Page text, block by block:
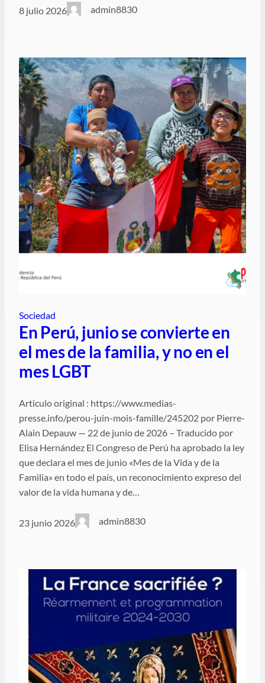
8 julio 2026 admin8830
Sociedad
En Perú, junio se convierte en
el mes de la familia, y no en el
mes LGBT
Articulo original : https://www.medias-
presse.info/perou-juin-mois-famille/245202 por Pierre-
Alain Depauw — 22 de junio de 2026 – Traducido por
Elisa Hernández El Congreso de Perú ha aprobado la ley
que declara el mes de junio «Mes de la Vida y de la
Familia» en todo el país, un reconocimiento expreso del
valor de la vida humana y de…
23 junio 2026 admin8830